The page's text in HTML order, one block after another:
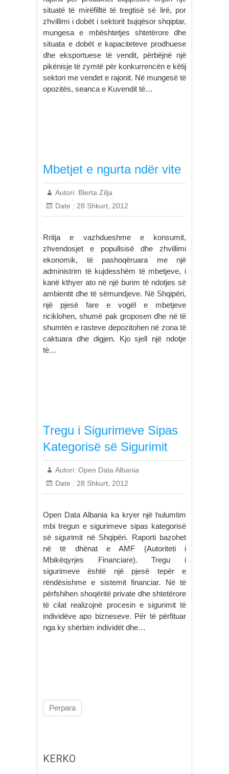
situatë të mirëfilltë të tregtisë së lirë, por
zhvillimi i dobët i sektorit bujqësor shqiptar,
mungesa e mbështetjes shtetërore dhe
situata e dobët e kapaciteteve prodhuese
dhe eksportuese të vendit, përbëjnë një
pikënisje të zymtë për konkurrencën e këtij
sektori me vendet e rajonit. Në mungesë të
opozitës, seanca e Kuvendit të…
Mbetjet e ngurta ndër vite
Autori: Blerta Zilja
Date : 28 Shkurt, 2012
Rritja e vazhdueshme e konsumit,
zhvendosjet e popullsisë dhe zhvillimi
ekonomik, të pashoqëruara me një
administrim të kujdesshëm të mbetjeve, i
kanë kthyer ato në një burim të ndotjes së
ambientit dhe të sëmundjeve. Në Shqipëri,
një pjesë fare e vogël e mbetjeve
riciklohen, shumë pak groposen dhe në të
shumtën e rasteve depozitohen në zona të
caktuara dhe digjen. Kjo sjell një ndotje
të…
Tregu i Sigurimeve Sipas
Kategorisë së Sigurimit
Autori: Open Data Albania
Date : 28 Shkurt, 2012
Open Data Albania ka kryer një hulumtim
mbi tregun e sigurimeve sipas kategorisë
së sigurimit në Shqipëri. Raporti bazohet
në të dhënat e AMF (Autoriteti i
Mbikëqyrjes Financiare). Tregu i
sigurimeve është një pjesë tepër e
rëndësishme e sistemit financiar. Në të
përfshihen shoqëritë private dhe shtetërore
të cilat realizojnë procesin e sigurimit të
individëve apo bizneseve. Për të përfituar
nga ky shërbim individët dhe…
Perpara
KERKO